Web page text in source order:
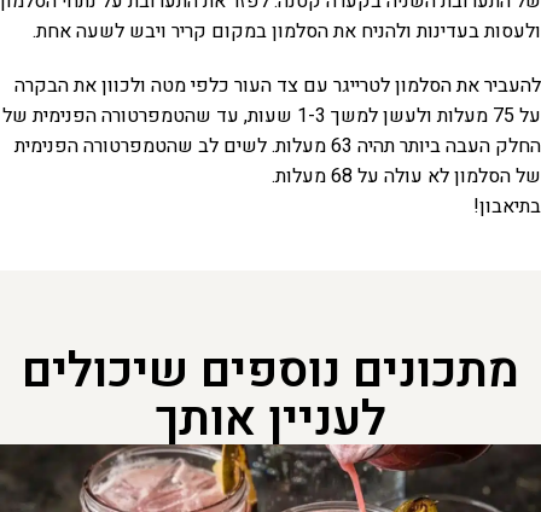
ולעסות בעדינות ולהניח את הסלמון במקום קריר ויבש לשעה אחת.
להעביר את הסלמון לטרייגר עם צד העור כלפי מטה ולכוון את הבקרה
על 75 מעלות ולעשן למשך 1-3 שעות, עד שהטמפרטורה הפנימית של
החלק העבה ביותר תהיה 63 מעלות. לשים לב שהטמפרטורה הפנימית
של הסלמון לא עולה על 68 מעלות.
בתיאבון!
מתכונים נוספים שיכולים
לעניין אותך